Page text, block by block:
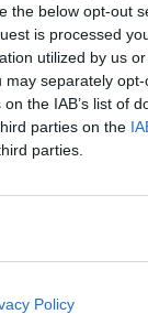
the below opt-out
is processed
utilized by us
may separately
the IAB’s list of
parties on the
parties.
Policy
într-o fustă
care
care a